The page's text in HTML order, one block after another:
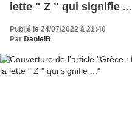
lette " Z " qui signifie ...
Publié le 24/07/2022 à 21:40
Par DanielB